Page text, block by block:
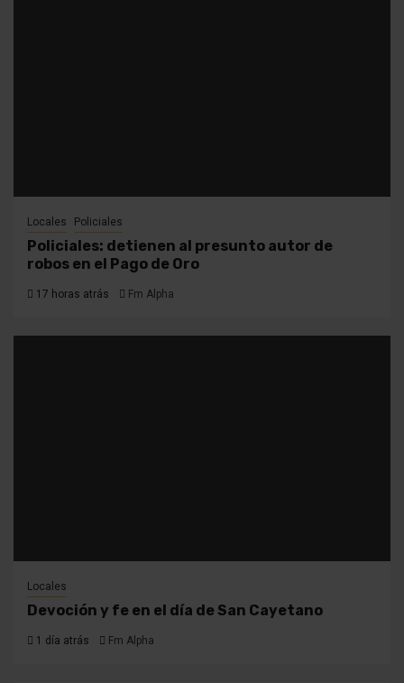
Locales Policiales
Policiales: detienen al presunto autor de
robos en el Pago de Oro
17 horas atrás Fm Alpha
Locales
Devoción y fe en el día de San Cayetano
1 día atrás Fm Alpha